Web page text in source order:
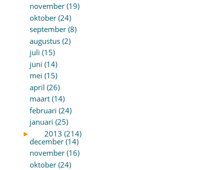
november (19)
oktober (24)
september (8)
augustus (2)
juli (15)
juni (14)
mei (15)
april (26)
maart (14)
februari (24)
januari (25)
►
2013 (214)
december (14)
november (16)
oktober (24)